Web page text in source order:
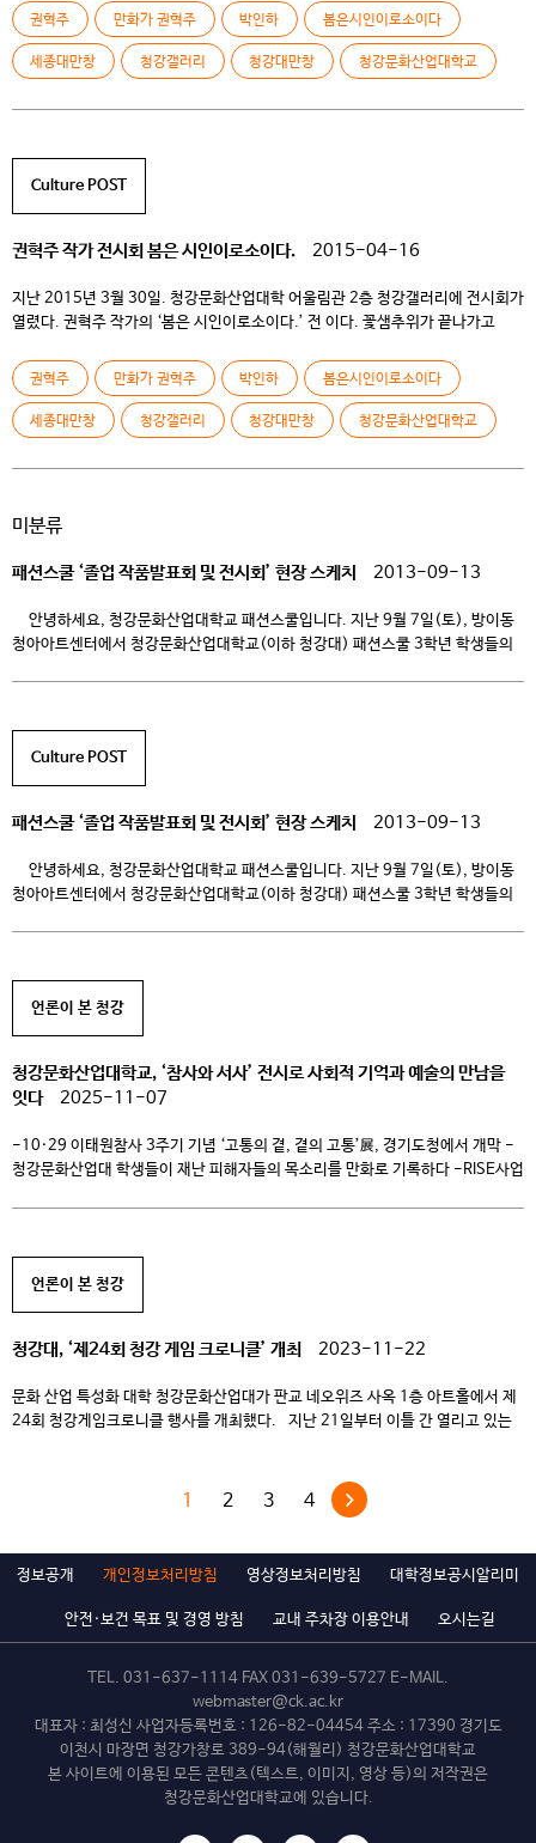
눈을 돌리지 못해 이러한 유익한 전시가 진행 되고 있는지 모르는 학생들이
많으리라. 사실 이 글을 쓰고 있는 본인 조차도 이 기사를 작성하기 전 까지 자세히
[…]
권혁주 만화가 권혁주 박인하 봄은시인이로소이다
세종대만창 청강갤러리 청강대만창 청강문화산업대학교
Culture POST
권혁주 작가 전시회 봄은 시인이로소이다. 2015-04-16
지난 2015년 3월 30일. 청강문화산업대학 어울림관 2층 청강갤러리에 전시회가
열렸다. 권혁주 작가의 ‘봄은 시인이로소이다.’ 전 이다. 꽃샘추위가 끝나가고
눈을 돌리지 못해 이러한 유익한 전시가 진행 되고 있는지 모르는 학생들이
많으리라. 사실 이 글을 쓰고 있는 본인 조차도 이 기사를 작성하기 전 까지 자세히
[…]
권혁주 만화가 권혁주 박인하 봄은시인이로소이다
세종대만창 청강갤러리 청강대만창 청강문화산업대학교
미분류
패션스쿨 ‘졸업 작품발표회 및 전시회’ 현장 스케치 2013-09-13
안녕하세요, 청강문화산업대학교 패션스쿨입니다. 지난 9월 7일(토), 방이동
청아아트센터에서 청강문화산업대학교(이하 청강대) 패션스쿨 3학년 학생들의
학생의 […]
Culture POST
패션스쿨 ‘졸업 작품발표회 및 전시회’ 현장 스케치 2013-09-13
안녕하세요, 청강문화산업대학교 패션스쿨입니다. 지난 9월 7일(토), 방이동
청아아트센터에서 청강문화산업대학교(이하 청강대) 패션스쿨 3학년 학생들의
학생의 […]
언론이 본 청강
청강문화산업대학교, ‘참사와 서사’ 전시로 사회적 기억과 예술의 만남을
잇다
2025-11-07
-10·29 이태원참사 3주기 기념 ‘고통의 곁, 곁의 고통’展, 경기도청에서 개막 -
청강문화산업대 학생들이 재난 피해자들의 목소리를 만화로 기록하다 -RISE사업
진행한 수업 ‘참사와 서사’의 […]
언론이 본 청강
청강대, ‘제24회 청강 게임 크로니클’ 개최 2023-11-22
문화 산업 특성화 대학 청강문화산업대가 판교 네오위즈 사옥 1층 아트홀에서 제
24회 청강게임크로니클 행사를 개최했다. 지난 21일부터 이틀 간 열리고 있는
진행됐다. 행사가 열리는 네오위즈 아트홀은 학생들과 방문객들로 문전성시를
이뤘다. 특히 판교 인근 게임사 직원들도 게임들을 보기 위해 […]
1 2 3 4
정보공개 개인정보처리방침 영상정보처리방침 대학정보공시알리미
안전·보건 목표 및 경영 방침 교내 주차장 이용안내 오시는길
TEL. 031-637-1114 FAX 031-639-5727 E-MAIL.
webmaster@ck.ac.kr
대표자 : 최성신 사업자등록번호 : 126-82-04454 주소 : 17390 경기도
이천시 마장면 청강가창로 389-94(해월리) 청강문화산업대학교
본 사이트에 이용된 모든 콘텐츠(텍스트, 이미지, 영상 등)의 저작권은
청강문화산업대학교에 있습니다.